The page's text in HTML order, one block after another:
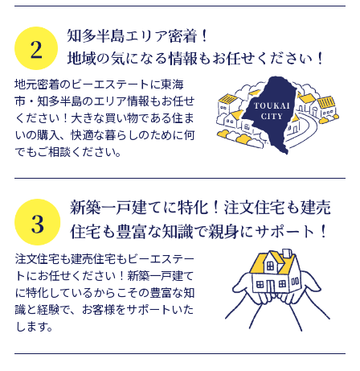
地元密着のビーエステートに東海
市・知多半島のエリア情報もお任せ
ください！大きな買い物である住ま
いの購入、快適な暮らしのために何
でもご相談ください。
注文住宅も建売住宅もビーエステー
トにお任せください！新築一戸建て
に特化しているからこその豊富な知
識と経験で、お客様をサポートいた
します。